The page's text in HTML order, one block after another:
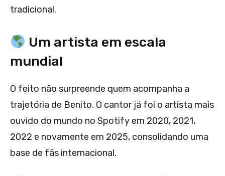
tradicional.
Um artista em escala
mundial
O feito não surpreende quem acompanha a
trajetória de Benito. O cantor já foi o artista mais
ouvido do mundo no Spotify em 2020, 2021,
2022 e novamente em 2025, consolidando uma
base de fãs internacional.